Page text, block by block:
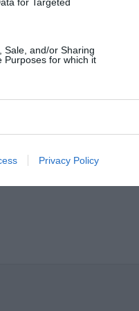
Sale, and/or Sharing
Purposes for which it
Privacy Policy
+91-6366375522 / +91-6366475522